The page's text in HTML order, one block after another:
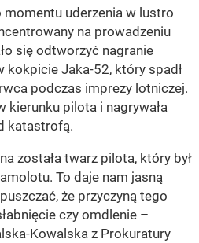
uderzenia w lustro
na prowadzeniu
się odtworzyć nagranie
kokpicie Jaka-52, który spadł
podczas imprezy lotniczej.
kierunku pilota i nagrywała
katastrofą.
została twarz pilota, który był
To daje nam jasną
że przyczyną tego
czy omdlenie –
Kowalska z Prokuratury